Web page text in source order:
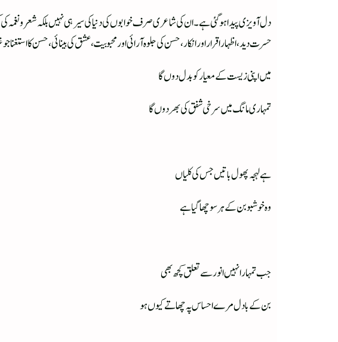
دل آویزی پیدا ہو گئی ہے ۔ ان کی شاعری صرف خوابوں کی دنیا کی سیر ہی نہیں بلکہ شعر و
حسرت دید ، اظہار اقرار اور انکار ، حسن کی جلوہ آرائی اور محبوبیت ، عشق کی بینائی ، حسن کا
میں اپنی زیست کے معیار کو بدل دوں گا
تمہاری مانگ میں سرخی شفق کی بھر دوں گا
ہے لہجہ پھول باتیں جس کی کلیاں
وہ خوشبو بن کے ہر سو چھا گیا ہے
جب تمہارا نہیں انور سے تعلق کچھ بھی
بن کے بادل مرے احساس پہ چھاتے کیوں ہو